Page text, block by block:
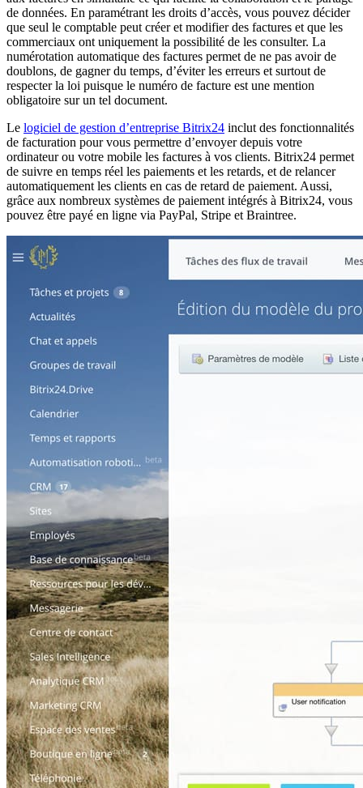
de données. En paramétrant les droits d’accès, vous pouvez décider
que seul le comptable peut créer et modifier des factures et que les
commerciaux ont uniquement la possibilité de les consulter. La
numérotation automatique des factures permet de ne pas avoir de
doublons, de gagner du temps, d’éviter les erreurs et surtout de
respecter la loi puisque le numéro de facture est une mention
obligatoire sur un tel document.
Le logiciel de gestion d’entreprise Bitrix24 inclut des fonctionnalités
de facturation pour vous permettre d’envoyer depuis votre
ordinateur ou votre mobile les factures à vos clients. Bitrix24 permet
de suivre en temps réel les paiements et les retards, et de relancer
automatiquement les clients en cas de retard de paiement. Aussi,
grâce aux nombreux systèmes de paiement intégrés à Bitrix24, vous
pouvez être payé en ligne via PayPal, Stripe et Braintree.